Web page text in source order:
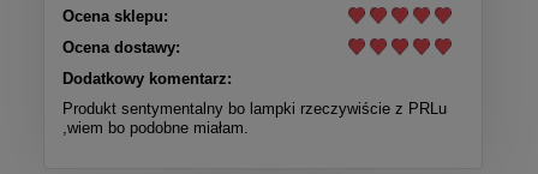
Ocena sklepu:
Ocena dostawy:
Dodatkowy komentarz:
Produkt sentymentalny bo lampki rzeczywiście z PRLu
,wiem bo podobne miałam.